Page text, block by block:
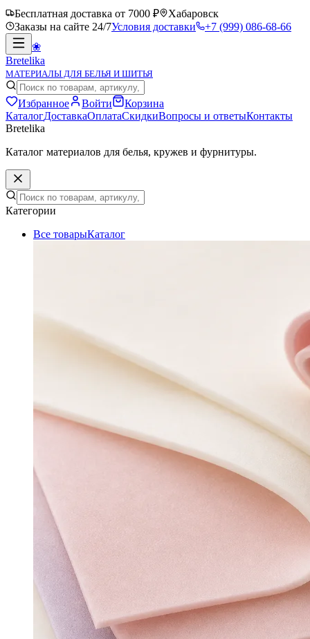
Бесплатная доставка от 7000 ₽
Хабаровск
Заказы на сайте 24/7Условия доставки
+7 (999) 086-68-66
❀
Bretelika
МАТЕРИАЛЫ ДЛЯ БЕЛЬЯ И ШИТЬЯ
Избранное Войти
Корзина
КаталогДоставкаОплатаСкидкиВопросы и ответыКонтакты
Bretelika
Каталог материалов для белья, кружев и фурнитуры.
Категории
Все товарыКаталог